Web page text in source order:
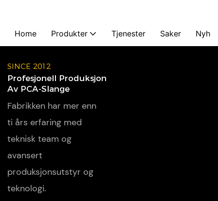
Home Produkter Tjenester Saker
SINCE 2012
Profesjonell Produksjon
Av PCA-Slange
Fabrikken har mer enn
ti års erfaring med
teknisk team og
avansert
produksjonsutstyr og
teknologi.